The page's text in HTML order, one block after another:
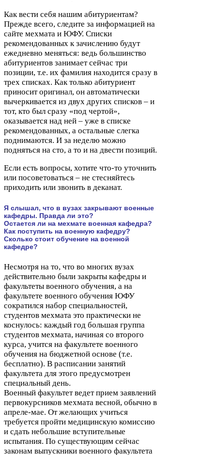
Как вести себя нашим абитуриентам?
Прежде всего, следите за информацией на
сайте мехмата и ЮФУ. Списки
рекомендованных к зачислению будут
ежедневно меняться: ведь большинство
абитуриентов занимает сейчас три
позиции, т.е. их фамилия находится сразу в
трех списках. Как только абитуриент
приносит оригинал, он автоматически
вычеркивается из двух других списков – и
тот, кто был сразу «под чертой»,
оказывается над ней – уже в списке
рекомендованных, а остальные слегка
поднимаются. И за неделю можно
подняться на сто, а то и на двести позиций.
Если есть вопросы, хотите что-​то уточнить
или посоветоваться – не стесняйтесь
приходить или звонить в деканат.
Я слышал, что в вузах закрывают военные
кафедры. Правда ли это?
Остается ли на мехмате военная кафедра?
Как поступить на военную кафедру?
Сколько стоит обучение на военной
кафедре?
Несмотря на то, что во многих вузах
действительно были закрыты кафедры и
факультеты военного обучения, а на
факультете военного обучения ЮФУ
сократился набор специальностей,
студентов мехмата это практически не
коснулось: каждый год большая группа
студентов мехмата, начиная со второго
курса, учится на факультете военного
обучения на бюджетной основе (т.е.
бесплатно). В расписании занятий
факультета для этого предусмотрен
специальный день.
Военный факультет ведет прием заявлений
первокурсников мехмата весной, обычно в
апреле-​мае. От желающих учиться
требуется пройти медицинскую комиссию
и сдать небольшие вступительные
испытания. По существующим сейчас
законам выпускники военного факультета